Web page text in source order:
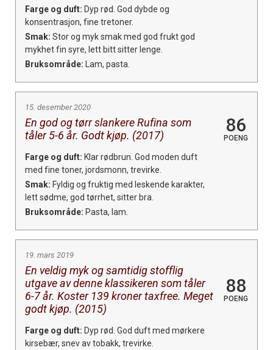
Farge og duft: Dyp rød. God dybde og
konsentrasjon, fine tretoner.
Smak: Stor og myk smak med god frukt god
mykhet fin syre, lett bitt sitter lenge.
Bruksområde: Lam, pasta.
15. desember 2020
En god og tørr slankere Rufina som
tåler 5-6 år. Godt kjøp. (2017)
86
POENG
Farge og duft: Klar rødbrun. God moden duft
med fine toner, jordsmonn, trevirke.
Smak: Fyldig og fruktig med leskende karakter,
lett sødme, god tørrhet, sitter bra.
Bruksområde: Pasta, lam.
19. mars 2019
En veldig myk og samtidig stofflig
utgave av denne klassikeren som tåler
6-7 år. Koster 139 kroner taxfree. Meget
godt kjøp. (2015)
88
POENG
Farge og duft: Dyp rød. God duft med mørkere
kirsebær, snev av tobakk, trevirke.